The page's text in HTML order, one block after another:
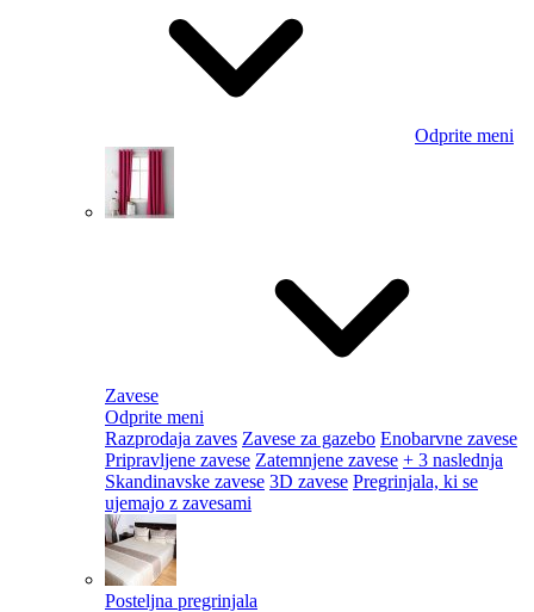
Odprite meni
Zavese
Odprite meni
Razprodaja zaves Zavese za gazebo Enobarvne zavese
Pripravljene zavese Zatemnjene zavese + 3 naslednja
Skandinavske zavese 3D zavese Pregrinjala, ki se
ujemajo z zavesami
Posteljna pregrinjala